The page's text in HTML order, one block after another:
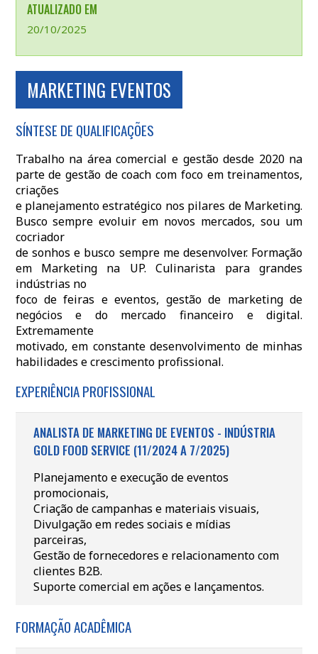
ATUALIZADO EM
20/10/2025
MARKETING EVENTOS
SÍNTESE DE QUALIFICAÇÕES
Trabalho na área comercial e gestão desde 2020 na
parte de gestão de coach com foco em treinamentos,
criações
e planejamento estratégico nos pilares de Marketing.
Busco sempre evoluir em novos mercados, sou um
cocriador
de sonhos e busco sempre me desenvolver. Formação
em Marketing na UP. Culinarista para grandes
indústrias no
foco de feiras e eventos, gestão de marketing de
negócios e do mercado financeiro e digital.
Extremamente
motivado, em constante desenvolvimento de minhas
habilidades e crescimento profissional.
EXPERIÊNCIA PROFISSIONAL
ANALISTA DE MARKETING DE EVENTOS - INDÚSTRIA
GOLD FOOD SERVICE (11/2024 A 7/2025)
Planejamento e execução de eventos
promocionais,
Criação de campanhas e materiais visuais,
Divulgação em redes sociais e mídias
parceiras,
Gestão de fornecedores e relacionamento com
clientes B2B.
Suporte comercial em ações e lançamentos.
FORMAÇÃO ACADÊMICA